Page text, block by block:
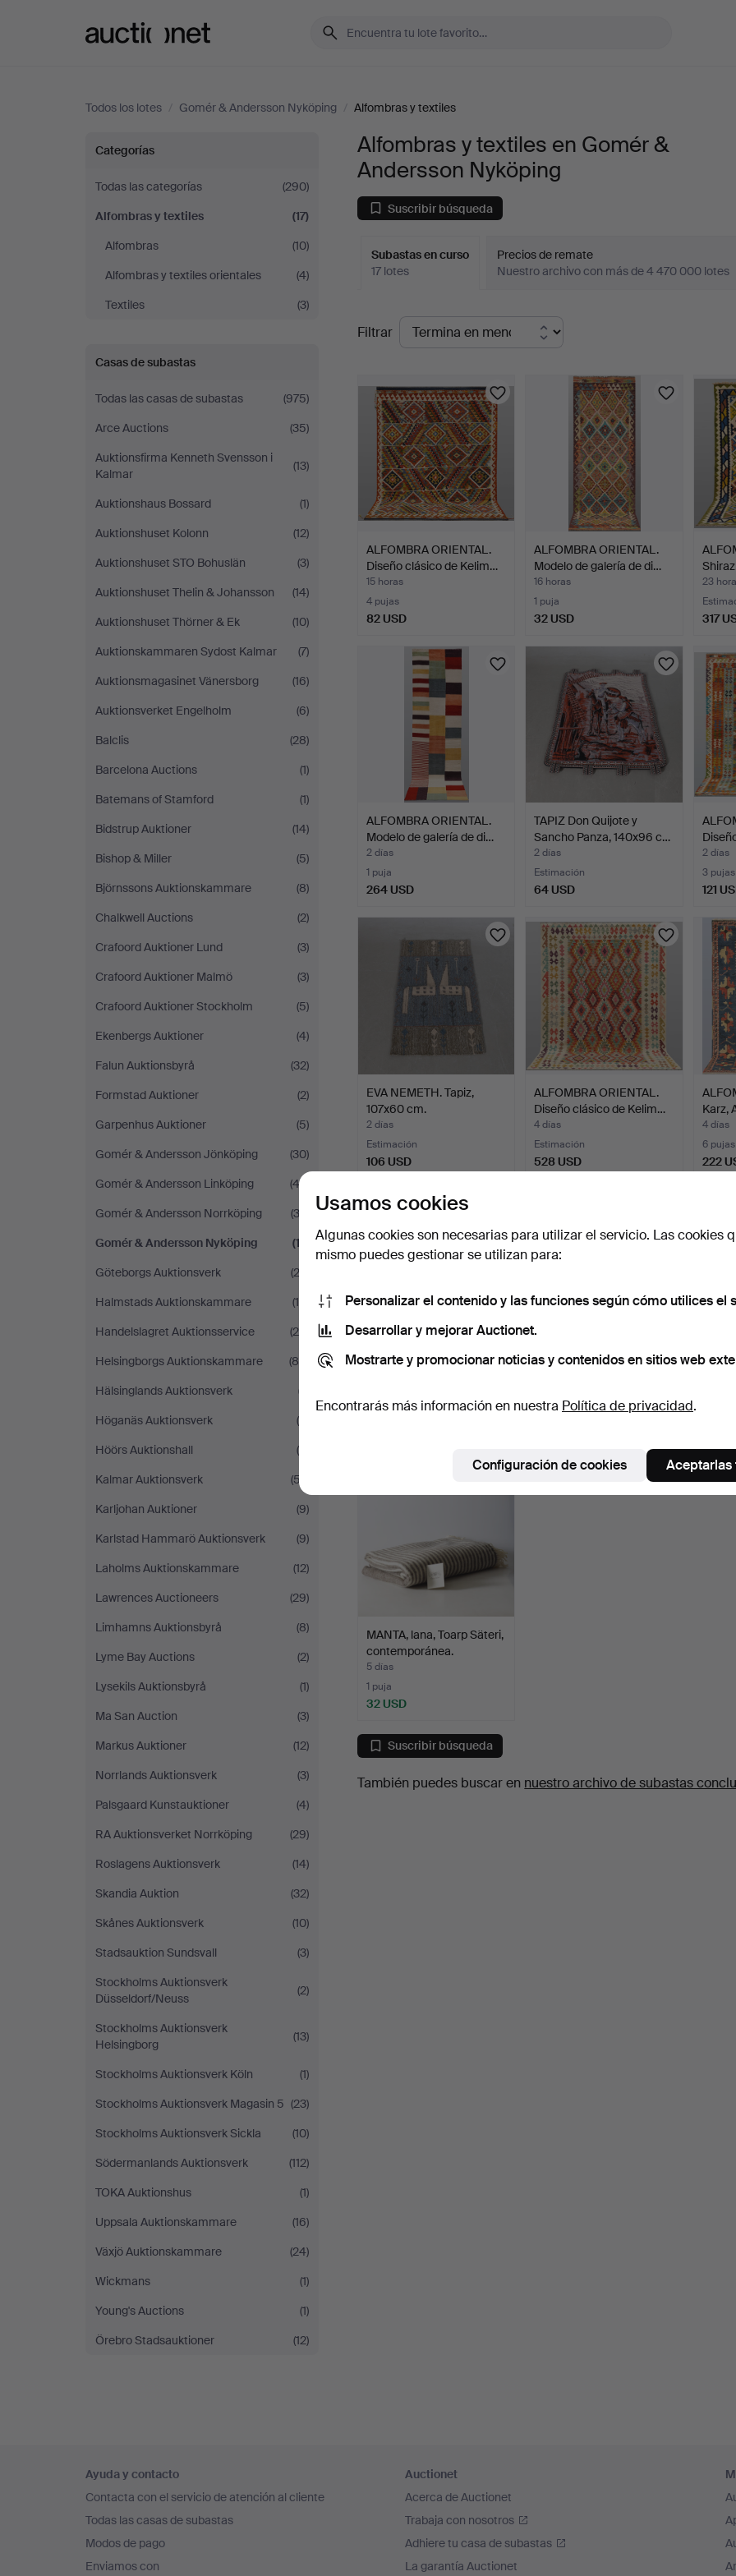
Todos los lotes / Gomér & Andersson Nyköping / Alfombras y textiles
Alfombras
y
textiles
en
Gomér
Andersson
Nyköping
Categorías
Todas las categorías
(290)
Alfombras y textiles
(17)
Alfombras
(10)
Alfombras y textiles orientales
(4)
Textiles
(3)
Casas de subastas
Todas las casas de subastas
(975)
Arce Auctions
(35)
Auktionsfirma Kenneth Svensson i
Kalmar
(13)
Auktionshaus Bossard
(1)
Auktionshuset Kolonn
(12)
Auktionshuset STO Bohuslän
(3)
Auktionshuset Thelin & Johansson
(14)
Auktionshuset Thörner & Ek
(10)
Auktionskammaren Sydost Kalmar
(7)
Auktionsmagasinet Vänersborg
(16)
Auktionsverket Engelholm
(6)
Balclis
(28)
Barcelona Auctions
(1)
Batemans of Stamford
(1)
Bidstrup Auktioner
(14)
Bishop & Miller
(5)
Björnssons Auktionskammare
(8)
Chalkwell Auctions
(2)
Crafoord Auktioner Lund
(3)
Crafoord Auktioner Malmö
(3)
Crafoord Auktioner Stockholm
(5)
Ekenbergs Auktioner
(4)
Falun Auktionsbyrå
(32)
Formstad Auktioner
(2)
Garpenhus Auktioner
(5)
Gomér & Andersson Jönköping
(30)
Gomér & Andersson Linköping
(42)
Gomér & Andersson Norrköping
(33)
Gomér & Andersson Nyköping
(17)
Göteborgs Auktionsverk
(23)
Halmstads Auktionskammare
(16)
Handelslagret Auktionsservice
(20)
Helsingborgs Auktionskammare
(89)
Hälsinglands Auktionsverk
(7)
Höganäs Auktionsverk
(9)
Höörs Auktionshall
(6)
Kalmar Auktionsverk
(57)
Karljohan Auktioner
(9)
Karlstad Hammarö Auktionsverk
(9)
Laholms Auktionskammare
(12)
Lawrences Auctioneers
(29)
Limhamns Auktionsbyrå
(8)
Lyme Bay Auctions
(2)
Lysekils Auktionsbyrå
(1)
Ma San Auction
(3)
Markus Auktioner
(12)
Norrlands Auktionsverk
(3)
Palsgaard Kunstauktioner
(4)
RA Auktionsverket Norrköping
(29)
Roslagens Auktionsverk
(14)
Skandia Auktion
(32)
Skånes Auktionsverk
(10)
Stadsauktion Sundsvall
(3)
Stockholms Auktionsverk
Düsseldorf/Neuss
(2)
Stockholms Auktionsverk
Helsingborg
(13)
Stockholms Auktionsverk Köln
(1)
Stockholms Auktionsverk Magasin 5 (23)
Stockholms Auktionsverk Sickla
(10)
Södermanlands Auktionsverk
(112)
TOKA Auktionshus
(1)
Uppsala Auktionskammare
(16)
Växjö Auktionskammare
(24)
Wickmans
(1)
Young's Auctions
(1)
Örebro Stadsauktioner
(12)
Alfombras y textiles en Gomér &
Andersson Nyköping
Suscribir búsqueda
Subastas en curso
17 lotes
Precios de remate
Nuestro archivo con más de 4 470 000 lotes
Subastas
en
Filtrar
ALFOMBRA ORIENTAL.
Diseño clásico de Kelim…
15 horas
4 pujas
82 USD
ALFOMBRA ORIENTAL.
Modelo de galería de di…
16 horas
1 puja
32 USD
23
317
ALFOMBRA ORIENTAL.
Modelo de galería de di…
2 días
1 puja
264 USD
TAPIZ Don Quijote y
Sancho Panza, 140x96 c…
2 días
Estimación
64 USD
2 días
3 pujas
121
EVA NEMETH. Tapiz,
107x60 cm.
2 días
Estimación
106 USD
ALFOMBRA ORIENTAL.
Diseño clásico de Kelim…
4 días
Estimación
528 USD
Karz,
4 días
6 pujas
222
ALFOMBRA ORIENTAL.
ALFOMBRA ORIENTAL.
4 pujas
MANTA, lana, Toarp Säteri,
contemporánea.
5 días
1 puja
32 USD
Suscribir búsqueda
También puedes buscar en nuestro archivo de subastas
en
el
pie
de
Ayuda y contacto
Contacta con el servicio de atención al cliente
Todas las casas de subastas
Modos de pago
Enviamos con
Auctionet
Acerca de Auctionet
Trabaja con nosotros
Adhiere tu casa de subastas
La garantía Auctionet
Usamos cookies
Algunas cookies son necesarias para utilizar el servicio. Las cookies
mismo puedes gestionar se utilizan para:
Personalizar el contenido y las funciones según cómo utilices el
Desarrollar y mejorar Auctionet.
Mostrarte y promocionar noticias y contenidos en sitios web
Encontrarás más información en nuestra Política de privacidad.
Configuración de cookies Aceptarlas